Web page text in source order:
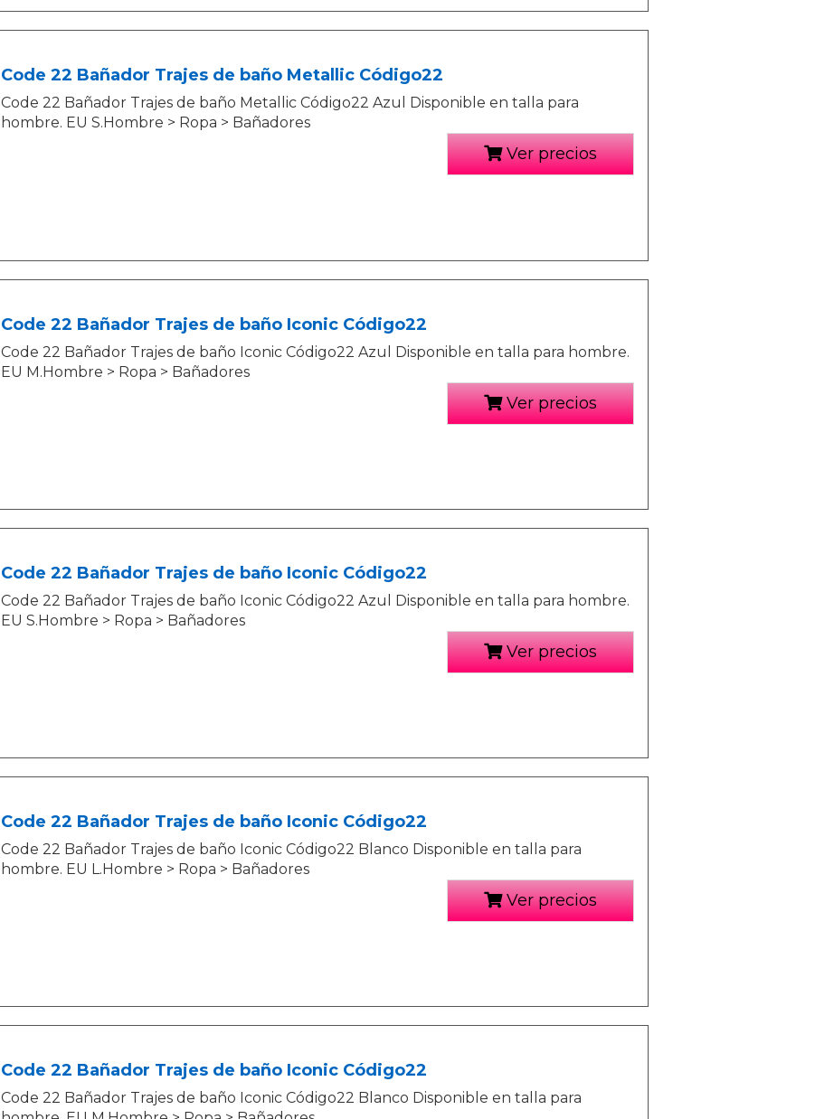
Code 22 Bañador Trajes de baño Metallic Código22
Code 22 Bañador Trajes de baño Metallic Código22 Azul Disponible en talla para
hombre. EU S.Hombre > Ropa > Bañadores
Ver precios
Code 22 Bañador Trajes de baño Iconic Código22
Code 22 Bañador Trajes de baño Iconic Código22 Azul Disponible en talla para hombre.
EU M.Hombre > Ropa > Bañadores
Ver precios
Code 22 Bañador Trajes de baño Iconic Código22
Code 22 Bañador Trajes de baño Iconic Código22 Azul Disponible en talla para hombre.
EU S.Hombre > Ropa > Bañadores
Ver precios
Code 22 Bañador Trajes de baño Iconic Código22
Code 22 Bañador Trajes de baño Iconic Código22 Blanco Disponible en talla para
hombre. EU L.Hombre > Ropa > Bañadores
Ver precios
Code 22 Bañador Trajes de baño Iconic Código22
Code 22 Bañador Trajes de baño Iconic Código22 Blanco Disponible en talla para